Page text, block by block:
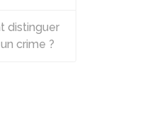
distinguer
crime ?